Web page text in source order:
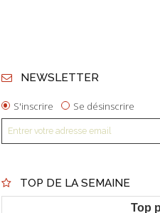
NEWSLETTER
S'inscrire Se désinscrire
TOP DE LA SEMAINE